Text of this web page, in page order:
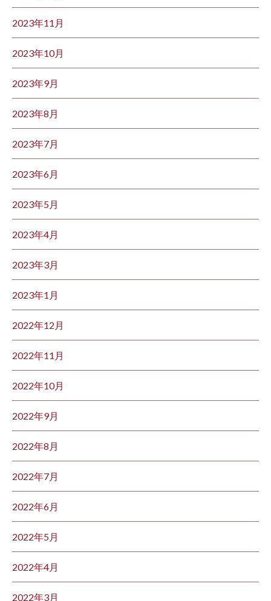
2023年11月
2023年10月
2023年9月
2023年8月
2023年7月
2023年6月
2023年5月
2023年4月
2023年3月
2023年1月
2022年12月
2022年11月
2022年10月
2022年9月
2022年8月
2022年7月
2022年6月
2022年5月
2022年4月
2022年3月